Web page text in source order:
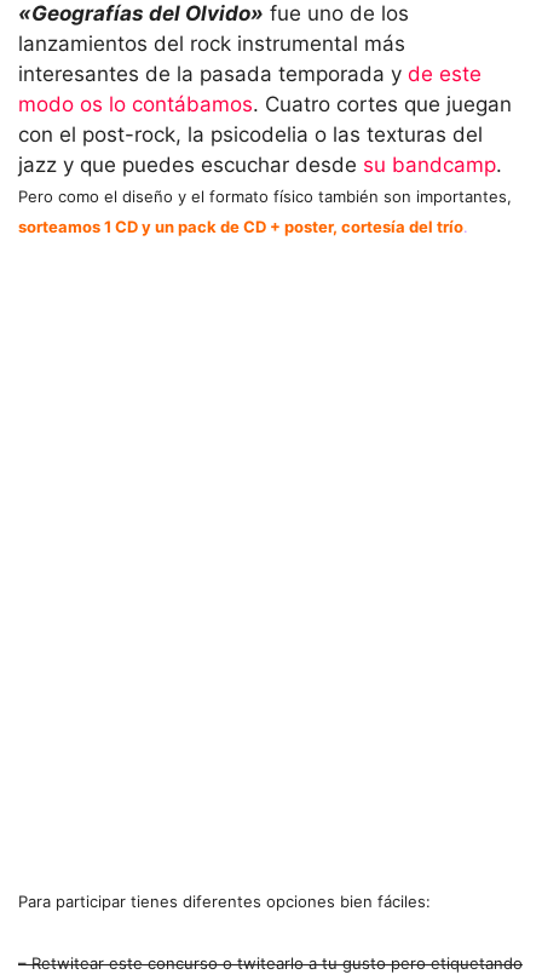
«Geografías del Olvido» fue uno de los
lanzamientos del rock instrumental más
interesantes de la pasada temporada y de este
modo os lo contábamos. Cuatro cortes que juegan
con el post-rock, la psicodelia o las texturas del
jazz y que puedes escuchar desde su bandcamp.
Pero como el diseño y el formato físico también son importantes,
sorteamos 1 CD y un pack de CD + poster, cortesía del trío.
Para participar tienes diferentes opciones bien fáciles:
– Retwitear este concurso o twitearlo a tu gusto pero etiquetando